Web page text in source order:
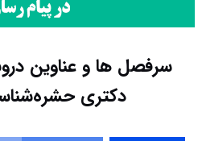
سرفصل ها و عناوین
دکتری